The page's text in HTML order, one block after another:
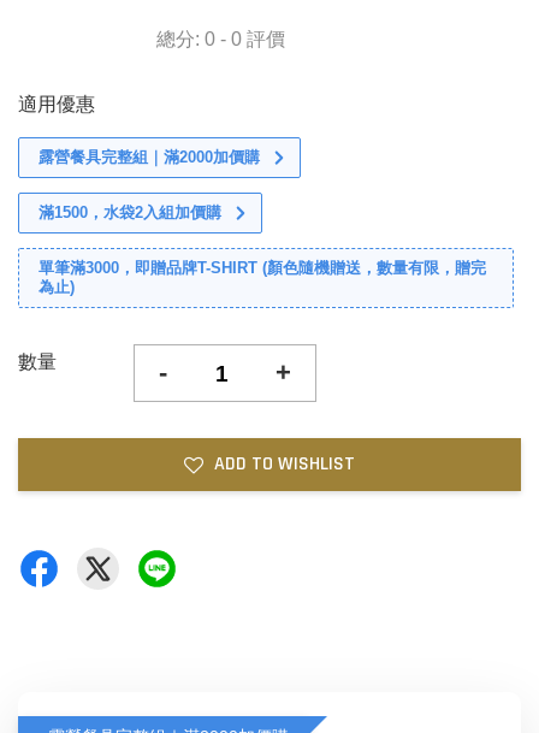
總分: 0 - 0 評價
適用優惠
露營餐具完整組｜滿2000加價購
滿1500，水袋2入組加價購
單筆滿3000，即贈品牌T-SHIRT (顏色隨機贈送，數量有限，贈完
為止)
數量 - +
ADD TO WISHLIST